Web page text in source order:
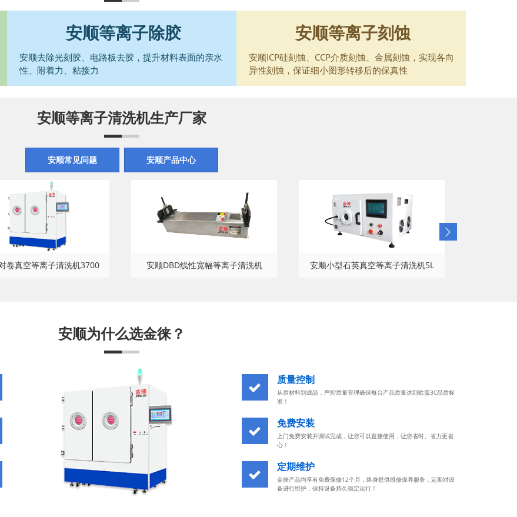
安顺等离子除胶
安顺去除光刻胶、电路板去胶，提升材料表面的亲水
性、附着力、粘接力
安顺等离子刻蚀
安顺ICP硅刻蚀、CCP介质刻蚀、金属刻蚀，实现各向
异性刻蚀，保证细小图形转移后的保真性
安顺等离子清洗机生产厂家
安顺常见问题 安顺产品中心
卷真空等离子清洗机3700 安顺DBD线性宽幅等离子清洗机 安顺小型石英真空等离子清洗机5L
安顺为什么选金徕？
质量控制
从原材料到成品，严控质量管理确保每台产品质量达到欧盟3C品质标
准！
免费安装
上门免费安装并调试完成，让您可以直接使用，让您省时、省力更省
心！
定期维护
金徕产品均享有免费保修12个月，终身提供维修保养服务，定期对设
备进行维护，保持设备持久稳定运行！